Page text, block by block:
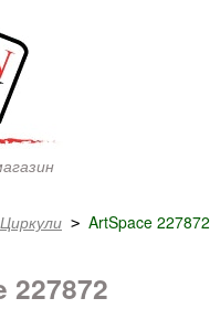
> ArtSpace 227872
227872